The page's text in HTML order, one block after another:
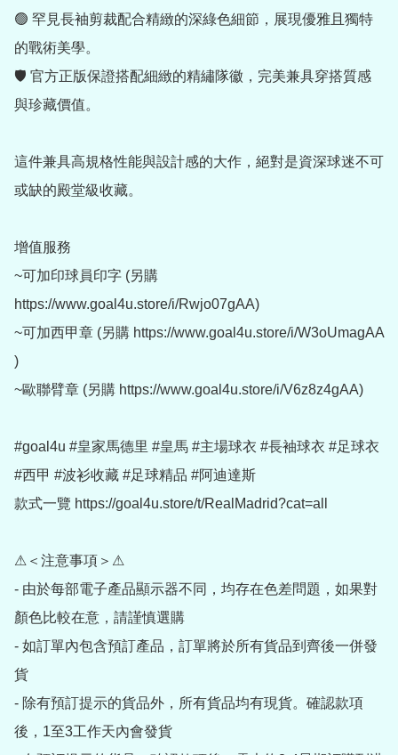
🟢 罕見長袖剪裁配合精緻的深綠色細節，展現優雅且獨特
的戰術美學。
🛡️ 官方正版保證搭配細緻的精繡隊徽，完美兼具穿搭質感
與珍藏價值。
這件兼具高規格性能與設計感的大作，絕對是資深球迷不可
或缺的殿堂級收藏。
增值服務
~可加印球員印字 (另購
https://www.goal4u.store/i/Rwjo07gAA)
~可加西甲章 (另購 https://www.goal4u.store/i/W3oUmagAA
)
~歐聯臂章 (另購 https://www.goal4u.store/i/V6z8z4gAA)
#goal4u #皇家馬德里 #皇馬 #主場球衣 #長袖球衣 #足球衣
#西甲 #波衫收藏 #足球精品 #阿迪達斯
款式一覽 https://goal4u.store/t/RealMadrid?cat=all
⚠＜注意事項＞⚠
- 由於每部電子產品顯示器不同，均存在色差問題，如果對
顏色比較在意，請謹慎選購
- 如訂單內包含預訂產品，訂單將於所有貨品到齊後一併發
貨
- 除有預訂提示的貨品外，所有貨品均有現貨。確認款項
後，1至3工作天內會發貨